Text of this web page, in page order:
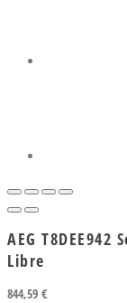
AEG T8DEE942
Libre
844,59 €